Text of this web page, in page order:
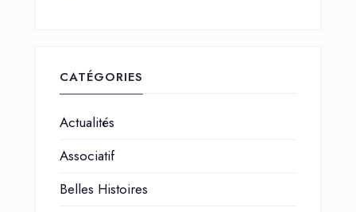
CATÉGORIES
Actualités
Associatif
Belles Histoires